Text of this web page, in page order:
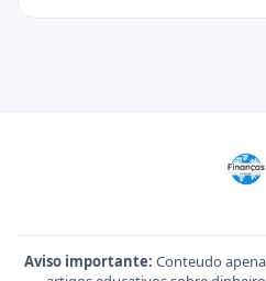
Aviso importante: Conteudo